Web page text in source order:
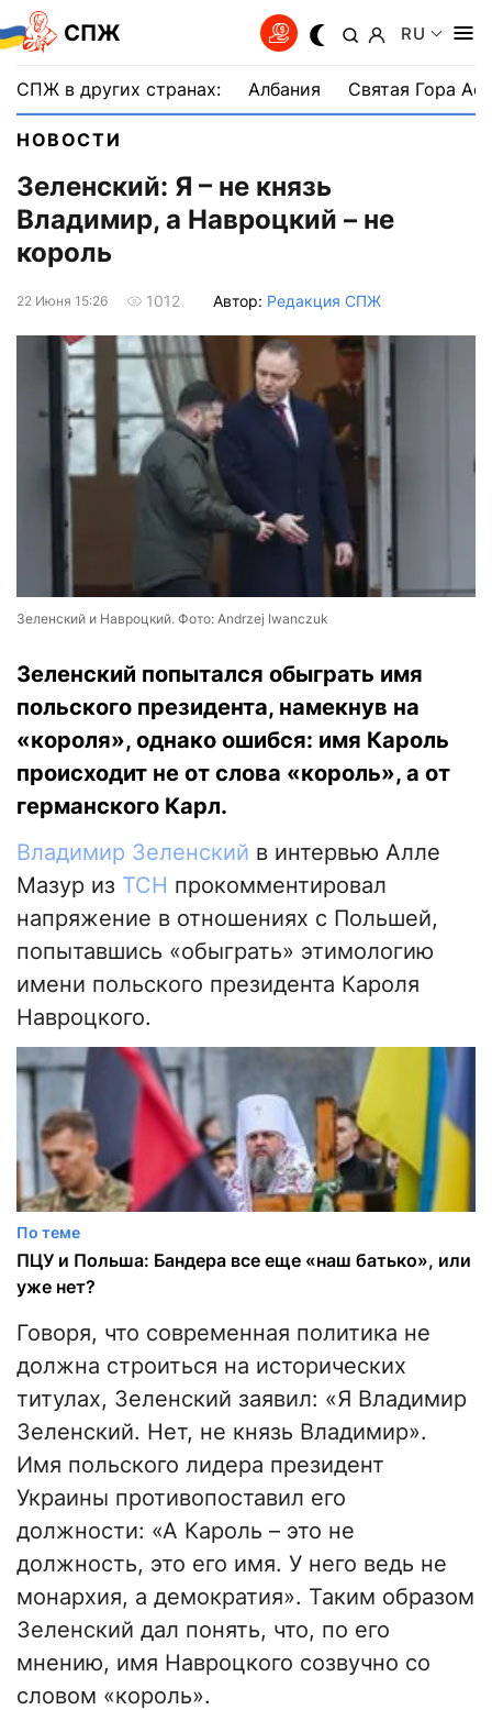
СПЖ RU
СПЖ в других странах: Албания Святая Гора
НОВОСТИ
Зеленский: Я – не князь
Владимир, а Навроцкий – не
король
22 Июня 15:26 1012 Автор: Редакция СПЖ
Зеленский и Навроцкий. Фото: Andrzej Iwanczuk
Зеленский попытался обыграть имя
польского президента, намекнув на
«короля», однако ошибся: имя Кароль
происходит не от слова «король», а от
германского Карл.
Владимир Зеленский в интервью Алле
Мазур из ТСН прокомментировал
напряжение в отношениях с Польшей,
попытавшись «обыграть» этимологию
имени польского президента Кароля
Навроцкого.
По теме
ПЦУ и Польша: Бандера все еще «наш батько», или
уже нет?
Говоря, что современная политика не
должна строиться на исторических
титулах, Зеленский заявил: «Я Владимир
Зеленский. Нет, не князь Владимир».
Имя польского лидера президент
Украины противопоставил его
должности: «А Кароль – это не
должность, это его имя. У него ведь не
монархия, а демократия». Таким образом
Зеленский дал понять, что, по его
мнению, имя Навроцкого созвучно со
словом «король».